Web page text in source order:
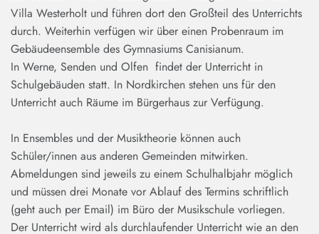
Villa Westerholt und führen dort den Großteil des Unterrichts
durch. Weiterhin verfügen wir über einen Probenraum im
Gebäudeensemble des Gymnasiums Canisianum.
In Werne, Senden und Olfen findet der Unterricht in
Schulgebäuden statt. In Nordkirchen stehen uns für den
Unterricht auch Räume im Bürgerhaus zur Verfügung.
In Ensembles und der Musiktheorie können auch
Schüler/innen aus anderen Gemeinden mitwirken.
Abmeldungen sind jeweils zu einem Schulhalbjahr möglich
und müssen drei Monate vor Ablauf des Termins schriftlich
(geht auch per Email) im Büro der Musikschule vorliegen.
Der Unterricht wird als durchlaufender Unterricht wie an den